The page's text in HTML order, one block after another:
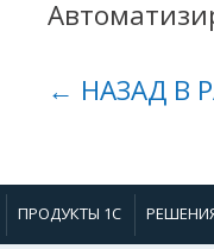
← НАЗАД В
ПРОДУКТЫ 1С